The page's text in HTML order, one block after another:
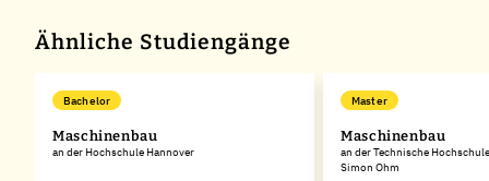
Ähnliche Studiengänge
Bachelor
Maschinenbau
an der Hochschule Hannover
Master
Maschinenbau
an der Technische
Simon Ohm